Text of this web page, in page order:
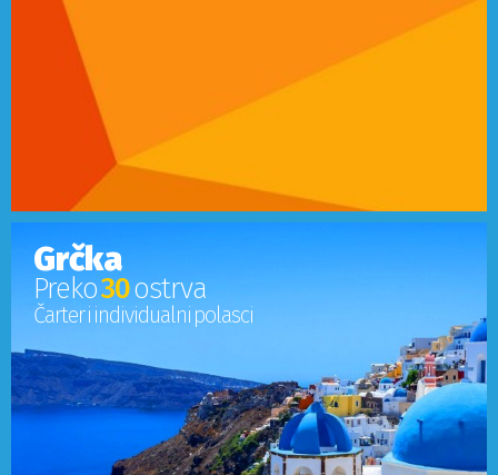
Grčka
Preko30ostrva
Čarter i individualni polasci